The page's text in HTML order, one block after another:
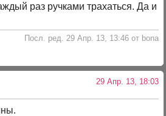
раз ручками трахаться. Да и
Посл. ред. 29 Апр. 13, 13:46 от bona
29 Апр. 13, 18:03